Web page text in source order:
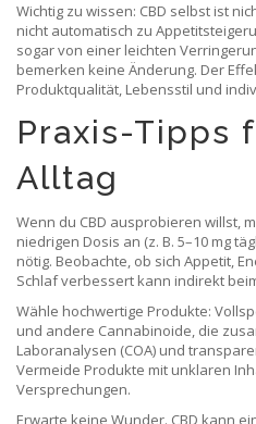
Wichtig zu wissen: CBD selbst ist
nicht automatisch zu
sogar von einer leichten
bemerken keine Änderung. Der
Produktqualität, Lebensstil und
Praxis-Tipps
Alltag
Wenn du CBD ausprobieren willst,
niedrigen Dosis an (z. B. 5–10 mg
nötig. Beobachte, ob sich Appetit,
Schlaf verbessert kann indirekt
Wähle hochwertige Produkte:
und andere Cannabinoide, die
Laboranalysen (COA) und
Vermeide Produkte mit unklaren
Versprechungen.
Erwarte keine Wunder. CBD kann